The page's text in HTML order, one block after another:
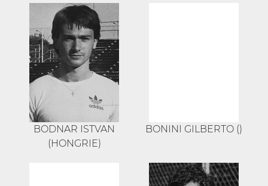
BODNAR ISTVAN
(HONGRIE)
BONINI GILBERTO ()